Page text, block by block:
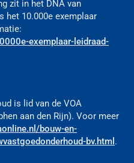
zit in het DNA van
het 10.000e exemplaar
exemplaar-leidraad-
is lid van de VOA
aan den Rijn). Voor meer
bouw-en-
bv.html .